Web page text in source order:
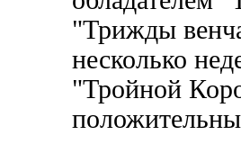
"Трижды
несколько
"Тройной